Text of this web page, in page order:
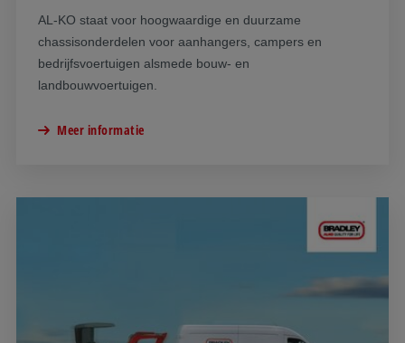
AL-KO staat voor hoogwaardige en duurzame
chassisonderdelen voor aanhangers, campers en
bedrijfsvoertuigen alsmede bouw- en
landbouwvoertuigen.
Meer informatie